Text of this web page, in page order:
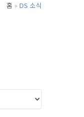
홈 DS 소식